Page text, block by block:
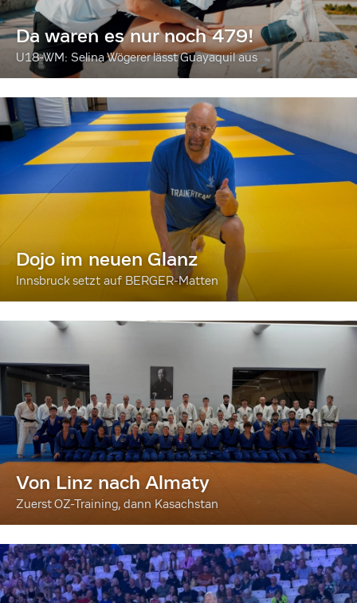
Da waren es nur noch 479!
U18-WM: Selina Wögerer lässt Guayaquil aus
Dojo im neuen Glanz
Innsbruck setzt auf BERGER-Matten
Von Linz nach Almaty
Zuerst OZ-Training, dann Kasachstan